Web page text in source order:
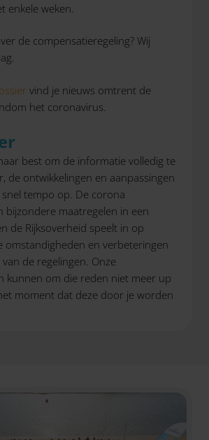
enkele weken.
de compensatieregeling? Wij
vind je nieuws omtrent de
het coronavirus.
best om de informatie volledig te
de ontwikkelingen en aanpassingen
tempo op. De corona
bijzondere maatregelen in een
de Rijksoverheid speelt in op
omstandigheden en verbeteringen
de regelingen. Onze
kunnen om die reden niet meer up
moment dat deze door je worden